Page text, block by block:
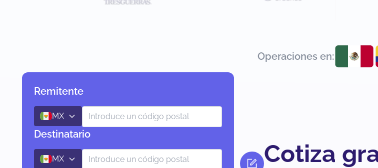
Operaciones en:
Remitente
MX
Destinatario
MX Cotiza